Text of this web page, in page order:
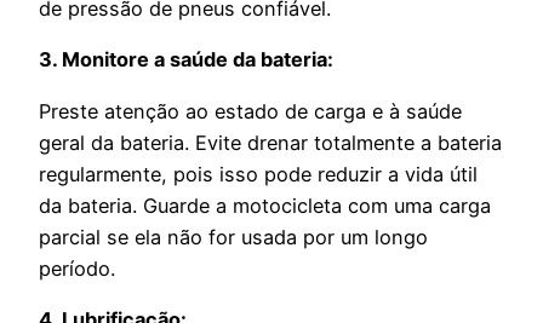
de pressão de pneus confiável.
3. Monitore a saúde da bateria:
Preste atenção ao estado de carga e à saúde
geral da bateria. Evite drenar totalmente a bateria
regularmente, pois isso pode reduzir a vida útil
da bateria. Guarde a motocicleta com uma carga
parcial se ela não for usada por um longo
período.